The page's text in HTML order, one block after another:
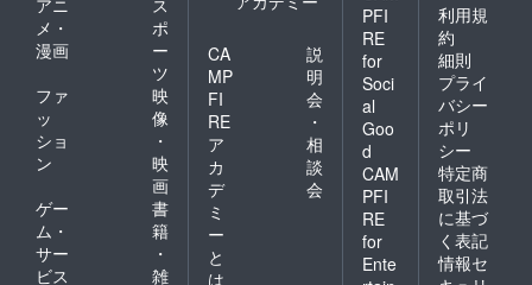
メ・
漫画
ポ
ー
ツ
ファ
ッ
ショ
ン
映
像
・
映
画
ゲー
ム・
サー
ビス
書
籍
・
雑
CA
MP
FI
RE
ア
カ
デ
ミ
ー
と
は
説
明
会
・
相
談
会
PFI
RE
for
Soci
al
Goo
d
CAM
PFI
RE
for
Ente
利用規
約
細則
プライ
バシー
ポリ
シー
特定商
取引法
に基づ
く表記
情報セ